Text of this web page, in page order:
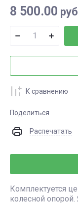
8 500.00
К сравнению
Поделиться
Распечатать
Комплектуется
колесной